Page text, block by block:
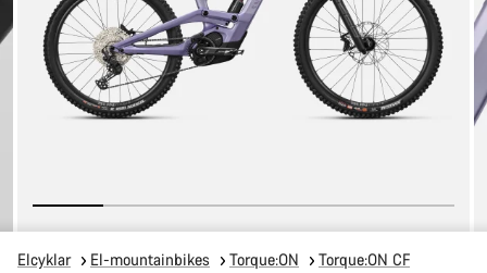
Elcyklar El-mountainbikes Torque:ON Torque:ON CF